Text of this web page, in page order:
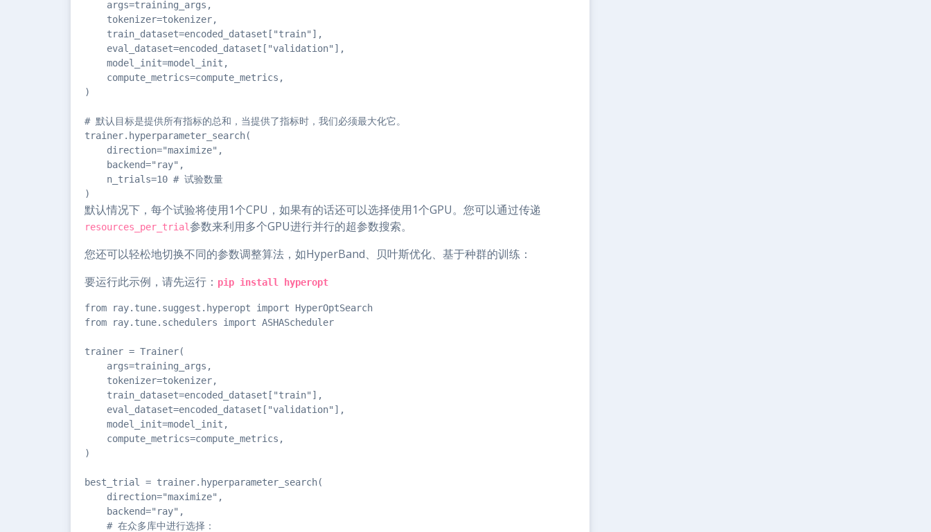
    args=training_args,
    tokenizer=tokenizer,
    train_dataset=encoded_dataset["train"],
    eval_dataset=encoded_dataset["validation"],
    model_init=model_init,
    compute_metrics=compute_metrics,
)
# 默认目标是提供所有指标的总和，当提供了指标时，我们必须最大化它。
trainer.hyperparameter_search(
    direction="maximize",
    backend="ray",
    n_trials=10 # 试验数量
)
默认情况下，每个试验将使用1个CPU，如果有的话还可以选择使用1个GPU。您可以通过传递
resources_per_trial参数来利用多个GPU进行并行的超参数搜索。
您还可以轻松地切换不同的参数调整算法，如HyperBand、贝叶斯优化、基于种群的训练：
要运行此示例，请先运行： pip install hyperopt
from ray.tune.suggest.hyperopt import HyperOptSearch
from ray.tune.schedulers import ASHAScheduler
trainer = Trainer(
    args=training_args,
    tokenizer=tokenizer,
    train_dataset=encoded_dataset["train"],
    eval_dataset=encoded_dataset["validation"],
    model_init=model_init,
    compute_metrics=compute_metrics,
)
best_trial = trainer.hyperparameter_search(
    direction="maximize",
    backend="ray",
    # 在众多库中进行选择：